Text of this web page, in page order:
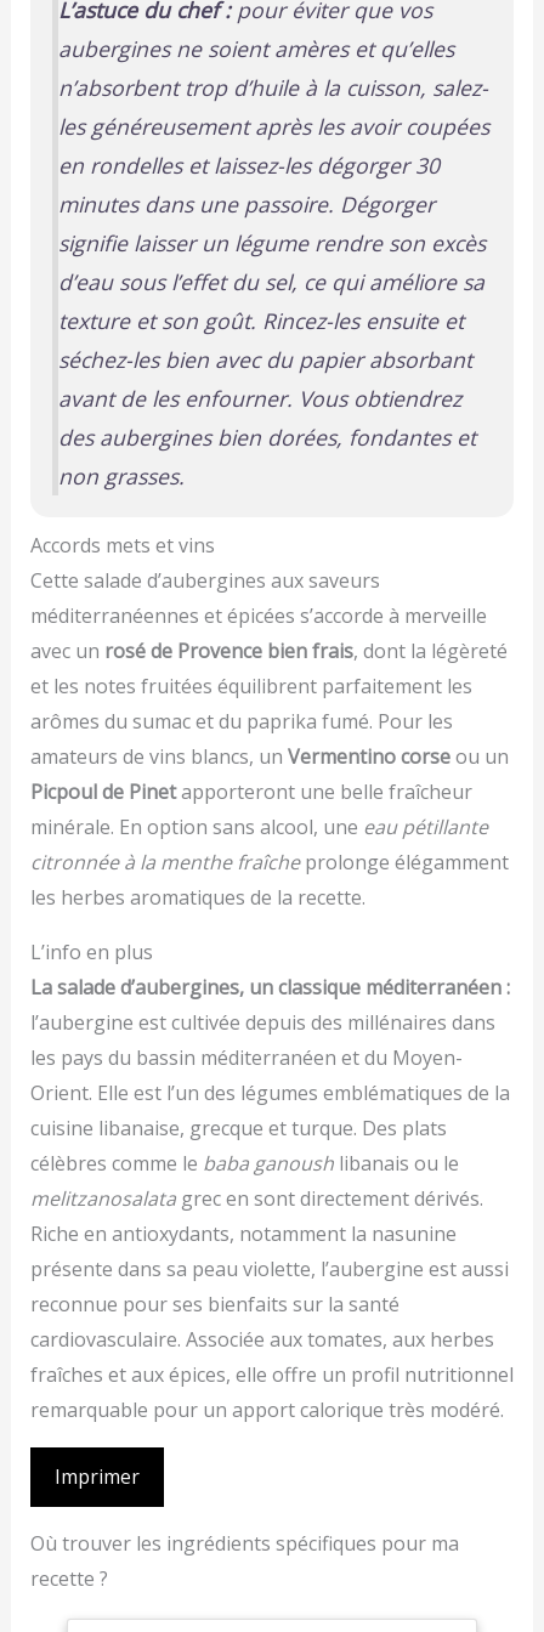
L’astuce du chef :pour éviter que vos
aubergines ne soient amères et qu’elles
n’absorbent trop d’huile à la cuisson, salez-
les généreusement après les avoir coupées
en rondelles et laissez-les dégorger30
minutes dans une passoire. Dégorger
signifie laisser un légume rendre son excès
d’eau sous l’effet du sel, ce qui améliore sa
texture et son goût. Rincez-les ensuite et
séchez-les bien avec du papier absorbant
avant de les enfourner. Vous obtiendrez
des aubergines bien dorées, fondantes et
non grasses.
Accords mets et vins
Cette salade d’aubergines aux saveurs
méditerranéennes et épicées s’accorde à merveille
avec un rosé de Provence bien frais, dont la légèreté
et les notes fruitées équilibrent parfaitement les
arômes du sumac et du paprika fumé. Pour les
amateurs de vins blancs, un Vermentino corseou un
Picpoul de Pinetapporteront une belle fraîcheur
minérale. En option sans alcool, une eau pétillante
citronnée à la menthe fraîcheprolonge élégamment
les herbes aromatiques de la recette.
L’info en plus
La salade d’aubergines, un classique méditerranéen :
l’aubergine est cultivée depuis des millénaires dans
les pays du bassin méditerranéen et du Moyen-
Orient. Elle est l’un des légumes emblématiques de la
cuisine libanaise, grecque et turque. Des plats
célèbres comme le baba ganoushlibanais ou le
melitzanosalatagrec en sont directement dérivés.
Riche en antioxydants, notamment la nasunine
présente dans sa peau violette, l’aubergine est aussi
reconnue pour ses bienfaits sur la santé
cardiovasculaire. Associée aux tomates, aux herbes
fraîches et aux épices, elle offre un profil nutritionnel
remarquable pour un apport calorique très modéré.
Imprimer
Où trouver les ingrédients spécifiques pour ma
recette ?